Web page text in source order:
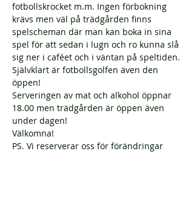
fotbollskrocket m.m. Ingen förbokning
krävs men väl på trädgården finns
spelscheman där man kan boka in sina
spel för att sedan i lugn och ro kunna slå
sig ner i caféet och i väntan på speltiden.
Självklart är fotbollsgolfen även den
öppen!
Serveringen av mat och alkohol öppnar
18.00 men trädgården är öppen även
under dagen!
Välkomna!
PS. Vi reserverar oss för förändringar